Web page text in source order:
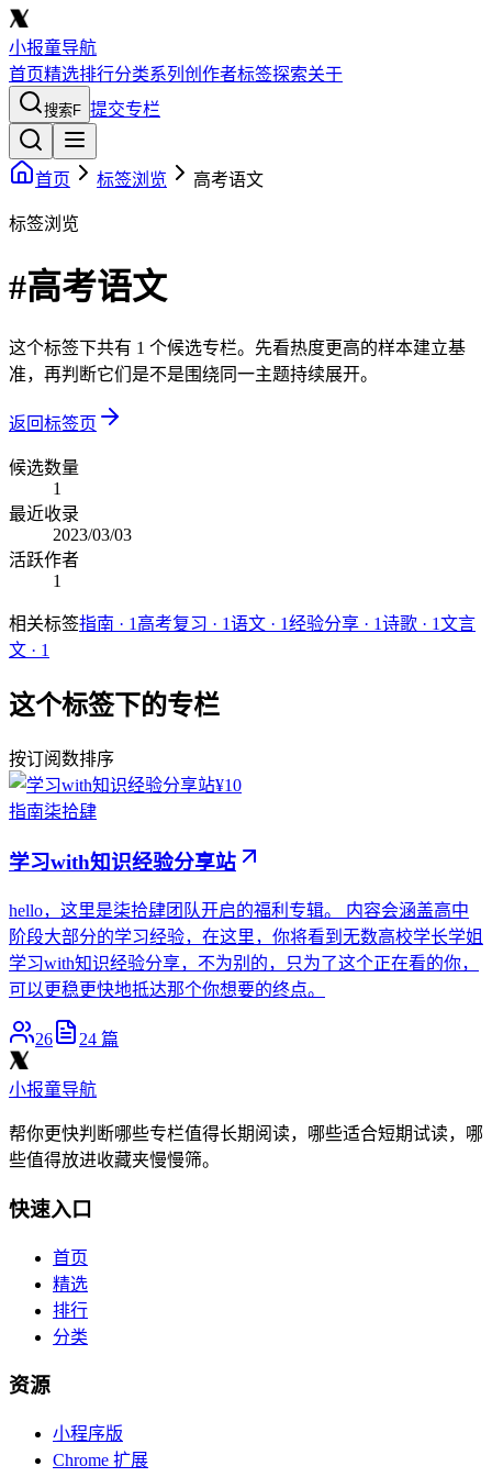
小报童导航
首页精选排行分类系列 创作者标签探索关于
搜索F 提交专栏
首页 标签浏览 高考语文
标签浏览
#高考语文
这个标签下共有 1 个候选专栏。先看热度更高的样本建立基
准，再判断它们是不是围绕同一主题持续展开。
返回标签页
候选数量
1
最近收录
2023/03/03
活跃作者
1
相关标签指南 · 1 高考复习 · 1语文 · 1经验分享 · 1诗歌 · 1文言
文 · 1
这个标签下的专栏
按订阅数排序
¥10
指南柒拾肆
学习with知识经验分享站
hello，这里是柒拾肆团队开启的福利专辑。 内容会涵盖高中
阶段大部分的学习经验，在这里，你将看到无数高校学长学姐
学习with知识经验分享，不为别的，只为了这个正在看的你，
可以更稳更快地抵达那个你想要的终点。
26 24 篇
小报童导航
帮你更快判断哪些专栏值得长期阅读，哪些适合短期试读，哪
些值得放进收藏夹慢慢筛。
快速入口
首页
精选
排行
分类
资源
小程序版
Chrome 扩展